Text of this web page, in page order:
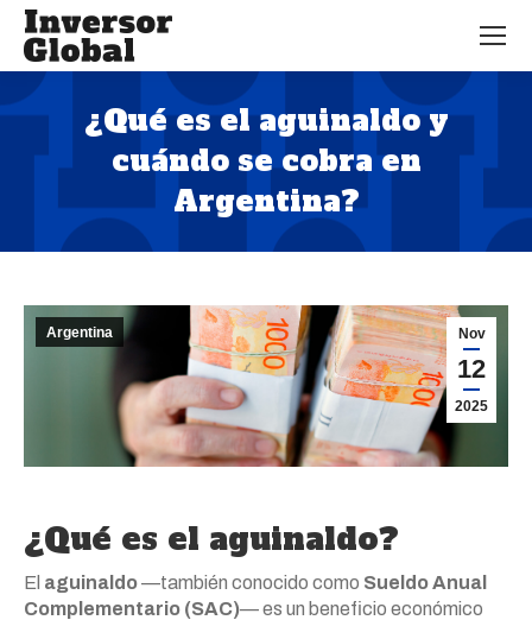
¿Qué es el aguinaldo y
cuándo se cobra en
Argentina?
Estás aquí:
Nov
12
2025
Argentina
¿Qué es el aguinaldo?
El aguinaldo—también conocido como Sueldo Anual
Complementario (SAC)— es un beneficio económico